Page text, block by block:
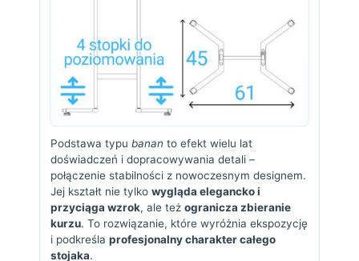
Podstawa typu banan to efekt wielu lat
doświadczeń i dopracowywania detali –
połączenie stabilności z nowoczesnym designem.
Jej kształt nie tylko wygląda elegancko i
przyciąga wzrok, ale też ogranicza zbieranie
kurzu. To rozwiązanie, które wyróżnia ekspozycję
i podkreśla profesjonalny charakter całego
stojaka.